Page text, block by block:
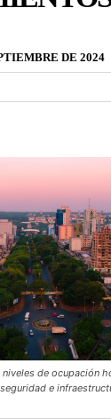
DE 2024
de ocupación
e